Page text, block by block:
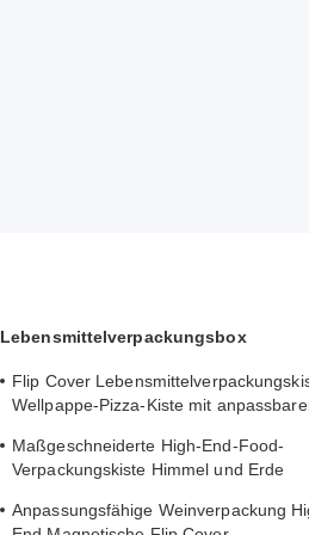
Lebensmittelverpackungsbox
Flip Cover
Wellpappe-Pizza-Kiste mit
Maßgeschneiderte High-End-Food-
Verpackungskiste Himmel und Erde
Anpassungsfähige Weinverpackung